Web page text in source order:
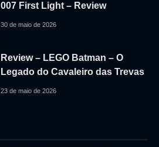
007 First Light – Review
30 de maio de 2026
Review – LEGO Batman – O
Legado do Cavaleiro das Trevas
23 de maio de 2026